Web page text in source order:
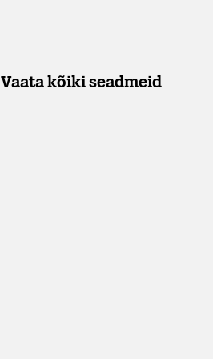
Vaata kõiki seadmeid